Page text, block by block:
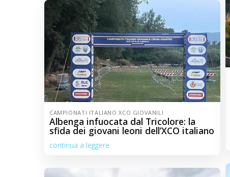
CAMPIONATI ITALIANO XCO GIOVANILI
Albenga infuocata dal Tricolore: la
sfida dei giovani leoni dell’XCO italiano
continua a leggere